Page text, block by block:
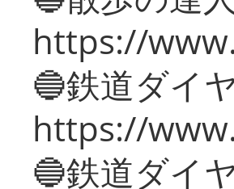
https://
🔵鉄道ダイ
https://
🔵鉄道ダイ